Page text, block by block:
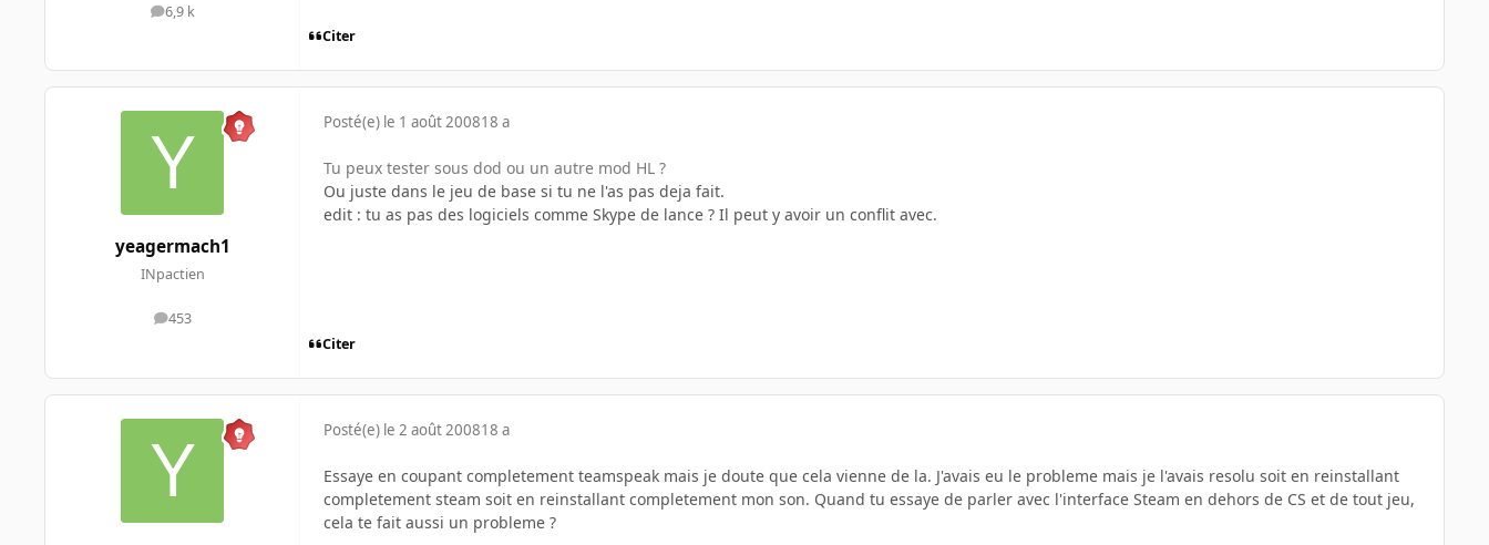
6,9 k
messages
Citer
yeagermach1
INpactien
453
messages
Posté(e) le 1 août 200818 a
Tu peux tester sous dod ou un autre mod HL ?
Ou juste dans le jeu de base si tu ne l'as pas deja fait.
edit : tu as pas des logiciels comme Skype de lance ? Il peut y avoir un conflit avec.
Citer
Posté(e) le 2 août 200818 a
Essaye en coupant completement teamspeak mais je doute que cela vienne de la. J'avais eu le probleme mais je l'avais resolu soit en reinstallant
completement steam soit en reinstallant completement mon son. Quand tu essaye de parler avec l'interface Steam en dehors de CS et de tout jeu,
cela te fait aussi un probleme ?